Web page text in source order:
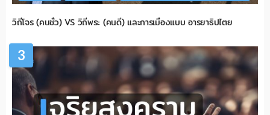
วิถีโจร (คนชั่ว) VS วิถีพระ (คนดี) และการเมืองแบบ อารยาธิปไตย
3